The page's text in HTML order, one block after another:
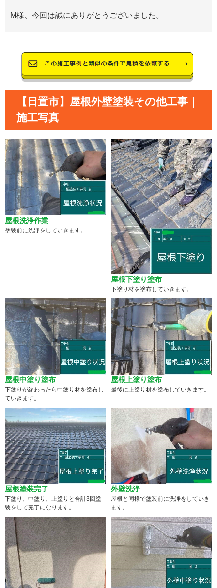
M様、今回は誠にありがとうございました。
【日置市】屋根外壁塗装その他工事｜
施工写真
屋根洗浄作業
塗装前に洗浄をしていきます。
屋根下塗り塗布
下塗り材を塗布していきます。
屋根中塗り塗布
下塗りが終わったら中塗り材を塗布し
ていきます。
屋根上塗り塗布
最後に上塗り材を塗布していきます。
屋根塗装完了
下塗り、中塗り、上塗りと合計3回塗
装をして完了になります。
外壁洗浄
屋根と同様で塗装前に洗浄をしていき
ます。